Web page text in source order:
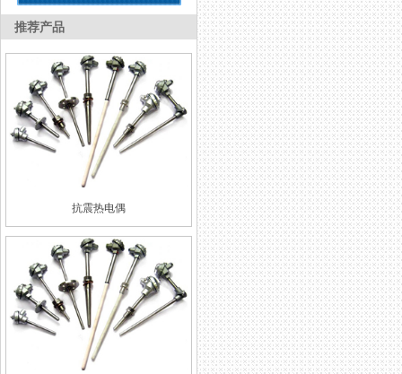
推荐产品
抗震热电偶